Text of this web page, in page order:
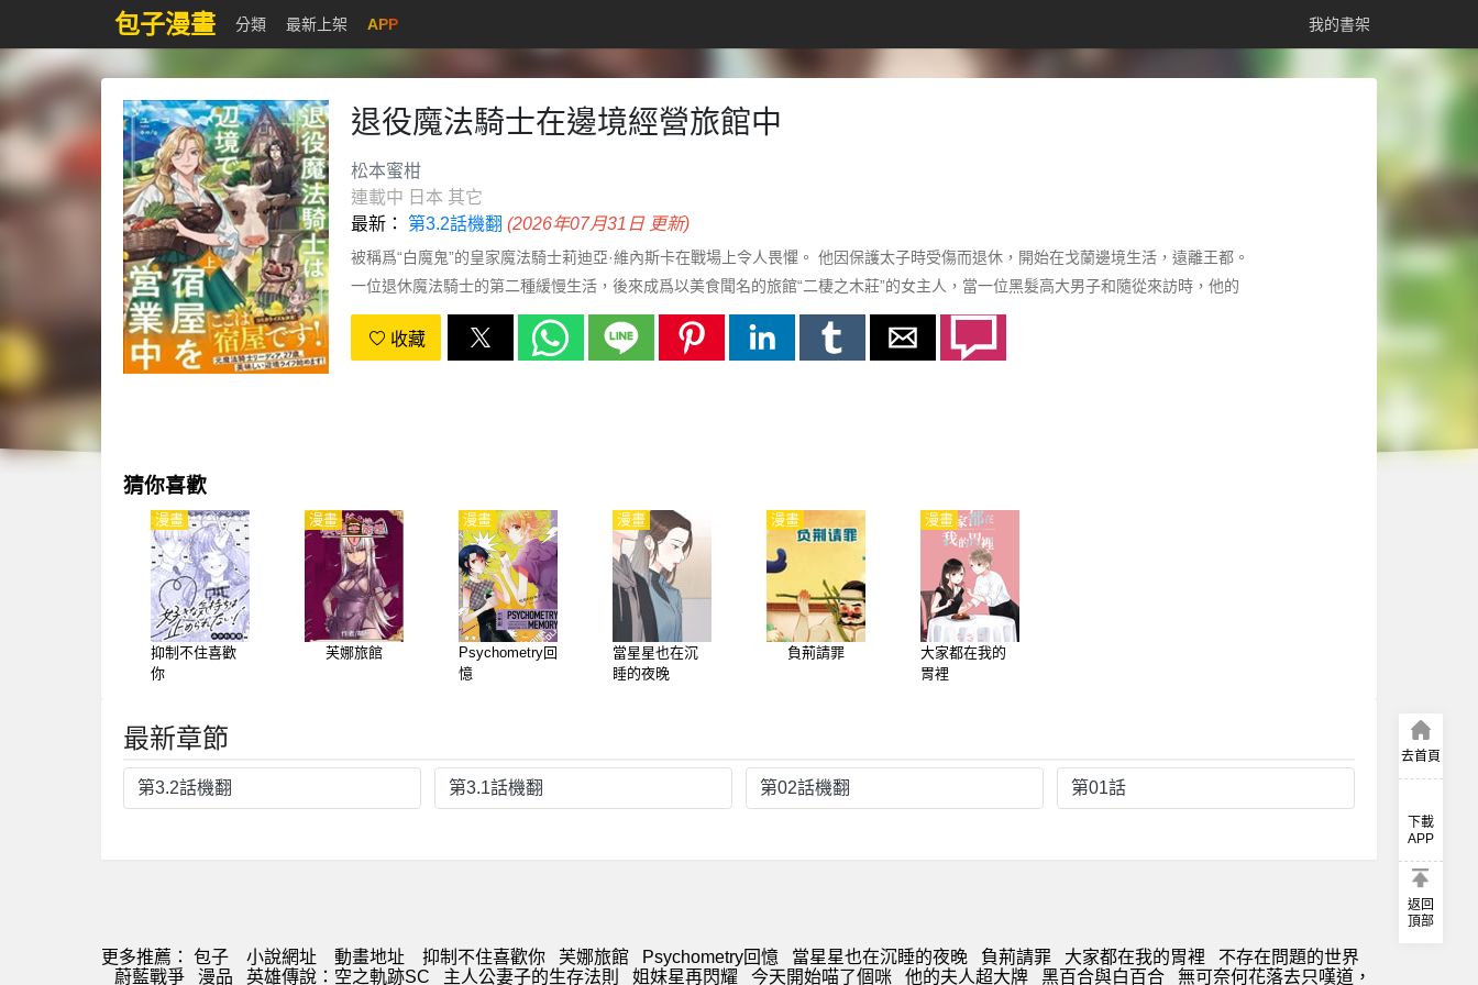
包子漫畫 分類 最新上架 APP 我的書架
退役魔法騎士在邊境經營旅館中
松本蜜柑
連載中 日本 其它
最新： 第3.2話機翻 (2026年07月31日 更新)
被稱爲“白魔鬼”的皇家魔法騎士莉迪亞·維內斯卡在戰場上令人畏懼。 他因保護太子時受傷而退休，開始在戈蘭邊境生活，遠離王都。
一位退休魔法騎士的第二種緩慢生活，後來成爲以美食聞名的旅館“二棲之木莊”的女主人，當一位黑髮高大男子和隨從來訪時，他的
人生髮生了轉變.......
收藏
猜你喜歡
抑制不住喜歡
你
漫畫
芙娜旅館
漫畫
Psychometry回
憶
漫畫
當星星也在沉
睡的夜晚
漫畫
負荊請罪
漫畫
大家都在我的
胃裡
漫畫
最新章節
第3.2話機翻 第3.1話機翻 第02話機翻 第01話
更多推薦： 包子 小說網址 動畫地址 抑制不住喜歡你 芙娜旅館 Psychometry回憶 當星星也在沉睡的夜晚 負荊請罪 大家都在我的胃裡
不存在問題的世界
蔚藍戰爭
漫品 英雄傳說：空之軌跡SC 主人公妻子的生存法則 姐妹星再閃耀 今天開始喵了個咪 他的夫人超大牌 黑百合與白百合 無可奈何花落去只嘆道，
去首頁
下載
APP
返回
頂部